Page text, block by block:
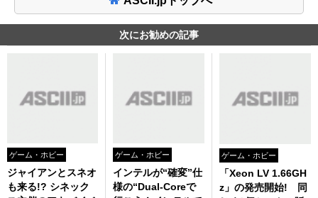
次にお勧めの記事
ゲーム・ホビー
ジャイアンとスネオ
も来る!? シネック
ゲーム・ホビー
インテルが“確変”仕
様の“Dual-Coreで
ゲーム・ホビー
「Xeon LV 1.66GH
z」の発売開始! 同